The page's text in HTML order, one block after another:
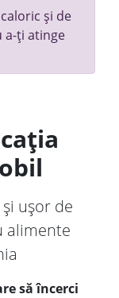
și de
a-ți atinge
ușor de
alimente
să încerci